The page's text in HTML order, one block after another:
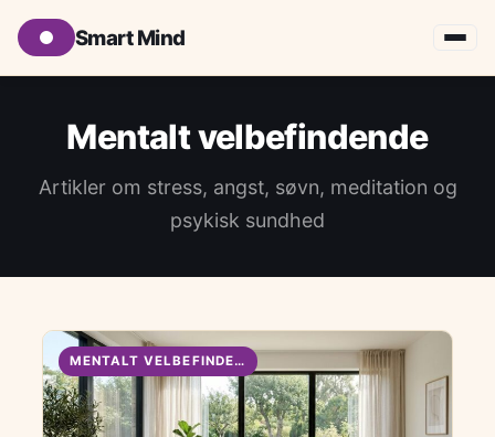
Smart Mind
Mentalt velbefindende
Artikler om stress, angst, søvn, meditation og
psykisk sundhed
MENTALT VELBEFINDENDE